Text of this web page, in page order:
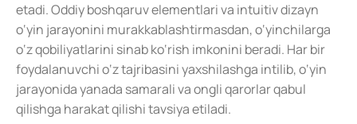
etadi. Oddiy boshqaruv elementlari va intuitiv dizayn
o‘yin jarayonini murakkablashtirmasdan, o‘yinchilarga
o‘z qobiliyatlarini sinab ko‘rish imkonini beradi. Har bir
foydalanuvchi o‘z tajribasini yaxshilashga intilib, o‘yin
jarayonida yanada samarali va ongli qarorlar qabul
qilishga harakat qilishi tavsiya etiladi.